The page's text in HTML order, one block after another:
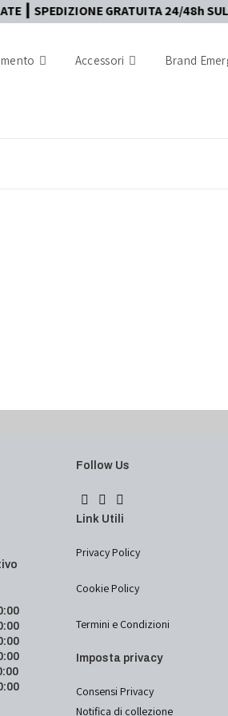
GRATUITA 24/48h
Accessori Brand
Estivo
Follow Us
Link Utili
Privacy Policy
Cookie Policy
Termini e Condizioni
Imposta privacy
Consensi Privacy
Notifica di collezione